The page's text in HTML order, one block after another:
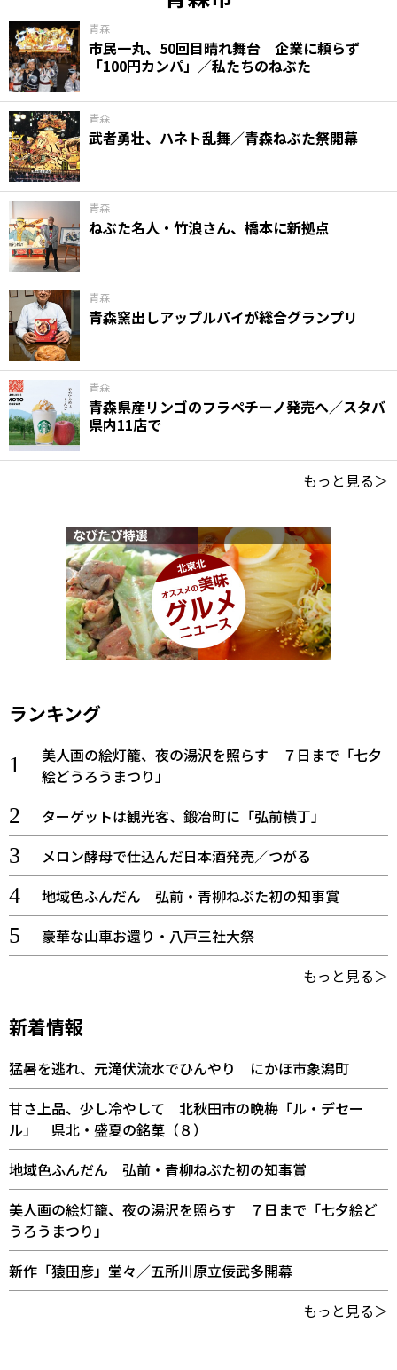
青森
市民一丸、50回目晴れ舞台 企業に頼らず
「100円カンパ」／私たちのねぶた
青森
武者勇壮、ハネト乱舞／青森ねぶた祭開幕
青森
ねぶた名人・竹浪さん、橋本に新拠点
青森
青森窯出しアップルパイが総合グランプリ
青森
青森県産リンゴのフラペチーノ発売へ／スタバ
県内11店で
もっと見る＞
ランキング
美人画の絵灯籠、夜の湯沢を照らす ７日まで「七夕
絵どうろうまつり」
ターゲットは観光客、鍛冶町に「弘前横丁」
メロン酵母で仕込んだ日本酒発売／つがる
地域色ふんだん 弘前・青柳ねぷた初の知事賞
豪華な山車お還り・八戸三社大祭
もっと見る＞
新着情報
猛暑を逃れ、元滝伏流水でひんやり にかほ市象潟町
甘さ上品、少し冷やして 北秋田市の晩梅「ル・デセー
ル」 県北・盛夏の銘菓（８）
地域色ふんだん 弘前・青柳ねぷた初の知事賞
美人画の絵灯籠、夜の湯沢を照らす ７日まで「七夕絵ど
うろうまつり」
新作「猿田彦」堂々／五所川原立佞武多開幕
もっと見る＞